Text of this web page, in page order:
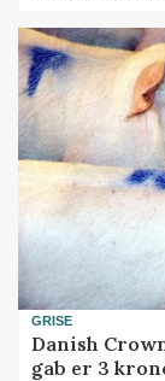
GRISE
Danish
gab er 3